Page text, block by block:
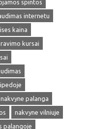
spintos
internetu
kaina
kursai
nakvyne palanga
nakvyne vilniuje
palangoje